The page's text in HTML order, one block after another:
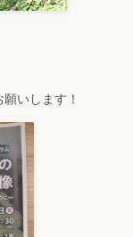
いします！